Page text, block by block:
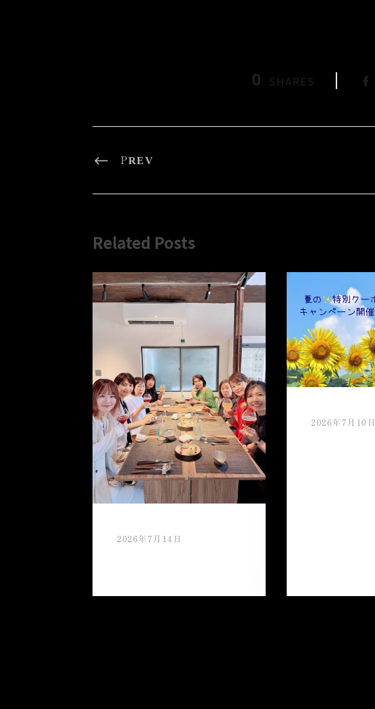
0 SHARES
PREV
Related Posts
2026年7月14日
2026年7月10日